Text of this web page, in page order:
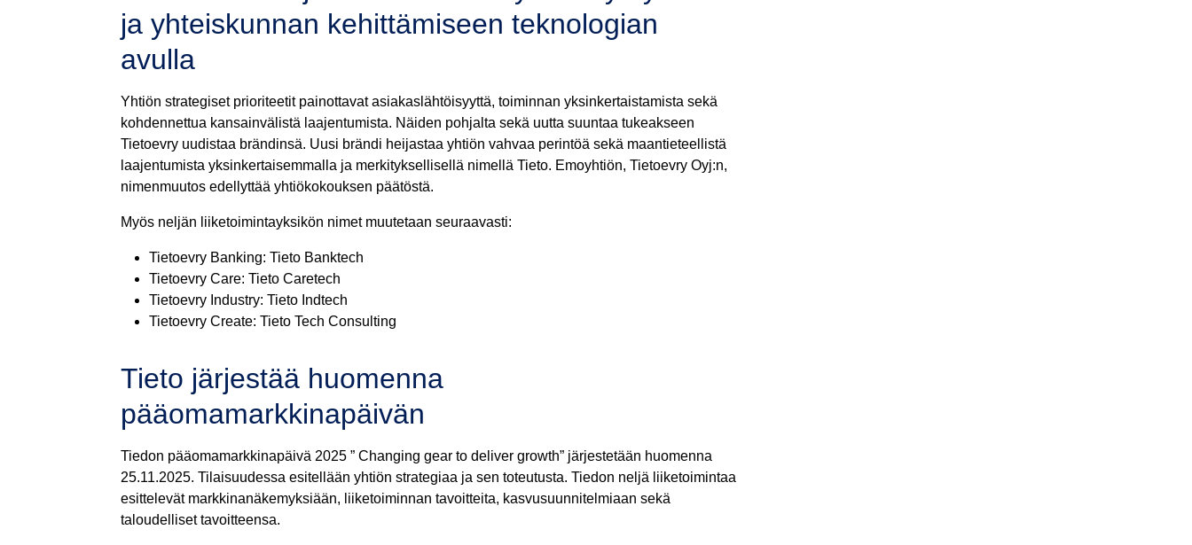
ja yhteiskunnan kehittämiseen teknologian
avulla
Yhtiön strategiset prioriteetit painottavat asiakaslähtöisyyttä, toiminnan yksinkertaistamista sekä
kohdennettua kansainvälistä laajentumista. Näiden pohjalta sekä uutta suuntaa tukeakseen
Tietoevry uudistaa brändinsä. Uusi brändi heijastaa yhtiön vahvaa perintöä sekä maantieteellistä
laajentumista yksinkertaisemmalla ja merkityksellisellä nimellä Tieto. Emoyhtiön, Tietoevry Oyj:n,
nimenmuutos edellyttää yhtiökokouksen päätöstä.
Myös neljän liiketoimintayksikön nimet muutetaan seuraavasti:
Tietoevry Banking: Tieto Banktech
Tietoevry Care: Tieto Caretech
Tietoevry Industry: Tieto Indtech
Tietoevry Create: Tieto Tech Consulting
Tieto järjestää huomenna
pääomamarkkinapäivän
Tiedon pääomamarkkinapäivä 2025 ” Changing gear to deliver growth” järjestetään huomenna
25.11.2025. Tilaisuudessa esitellään yhtiön strategiaa ja sen toteutusta. Tiedon neljä liiketoimintaa
esittelevät markkinanäkemyksiään, liiketoiminnan tavoitteita, kasvusuunnitelmiaan ​​sekä
taloudelliset tavoitteensa.